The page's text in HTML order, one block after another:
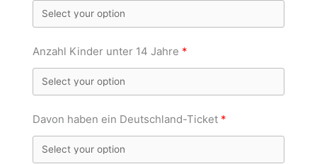
Anzahl Kinder unter 14 Jahre
Davon haben ein Deutschland-Ticket